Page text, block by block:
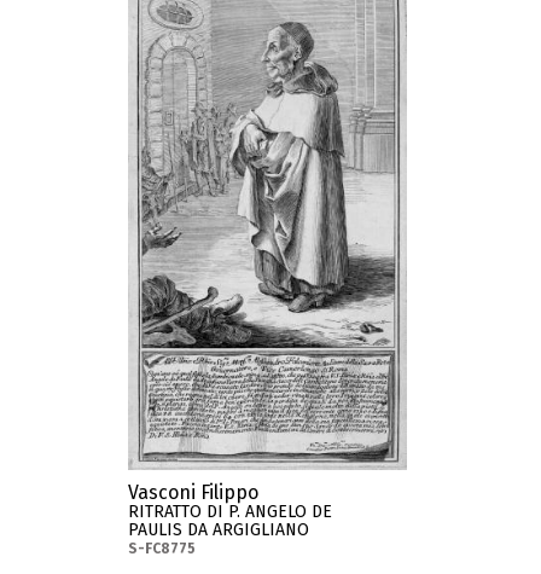
Vasconi Filippo
RITRATTO DI P. ANGELO DE
PAULIS DA ARGIGLIANO
S-FC8775